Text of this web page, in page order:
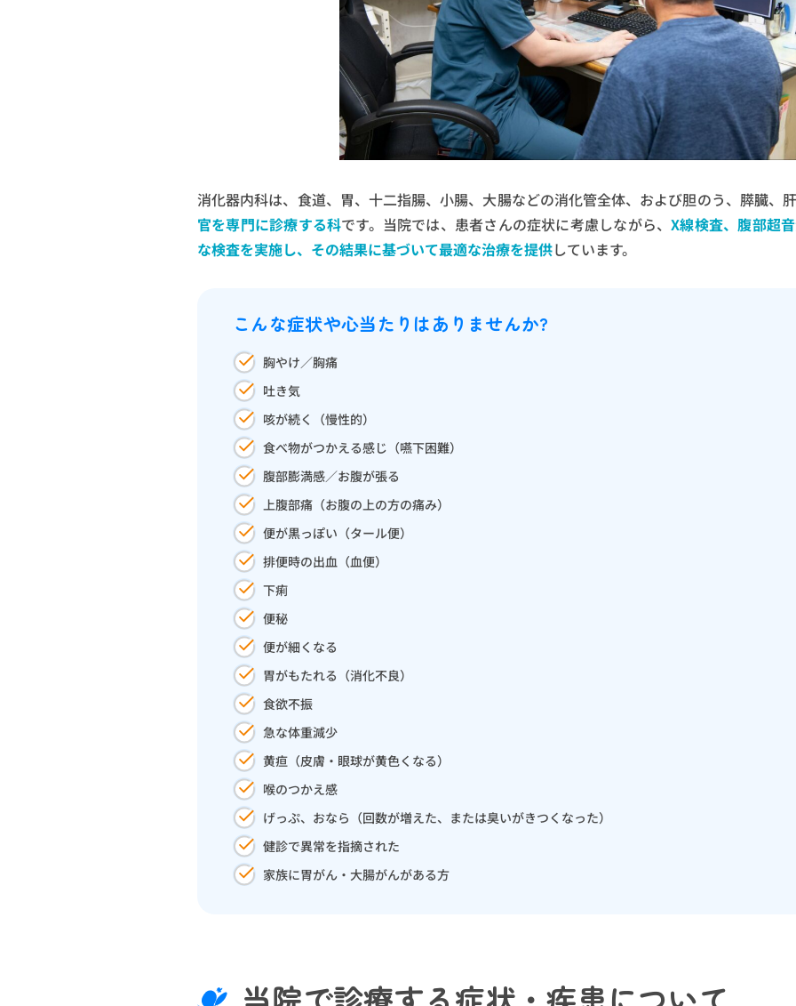
消化器内科は、食道、胃、十二指腸、小腸、大腸などの消化管全体、および胆のう、膵臓、
官を専門に診療する科です。当院では、患者さんの症状に考慮しながら、X線検査、腹部超
な検査を実施し、その結果に基づいて最適な治療を提供しています。
こんな症状や心当たりはありませんか?
胸やけ／胸痛
吐き気
咳が続く（慢性的）
食べ物がつかえる感じ（嚥下困難）
腹部膨満感／お腹が張る
上腹部痛（お腹の上の方の痛み）
便が黒っぽい（タール便）
排便時の出血（血便）
下痢
便秘
便が細くなる
胃がもたれる（消化不良）
食欲不振
急な体重減少
黄疸（皮膚・眼球が黄色くなる）
喉のつかえ感
げっぷ、おなら（回数が増えた、または臭いがきつくなった）
健診で異常を指摘された
家族に胃がん・大腸がんがある方